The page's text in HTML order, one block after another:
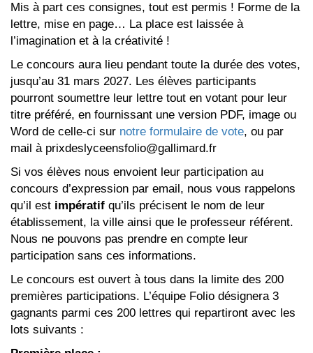
Mis à part ces consignes, tout est permis ! Forme de la
lettre, mise en page… La place est laissée à
l’imagination et à la créativité !
Le concours aura lieu pendant toute la durée des votes,
jusqu’au 31 mars 2027. Les élèves participants
pourront soumettre leur lettre tout en votant pour leur
titre préféré, en fournissant une version PDF, image ou
Word de celle-ci sur notre formulaire de vote, ou par
mail à prixdeslyceensfolio@gallimard.fr
Si vos élèves nous envoient leur participation au
concours d’expression par email, nous vous rappelons
qu’il est impératif qu’ils précisent le nom de leur
établissement, la ville ainsi que le professeur référent.
Nous ne pouvons pas prendre en compte leur
participation sans ces informations.
Le concours est ouvert à tous dans la limite des 200
premières participations. L’équipe Folio désignera 3
gagnants parmi ces 200 lettres qui repartiront avec les
lots suivants :